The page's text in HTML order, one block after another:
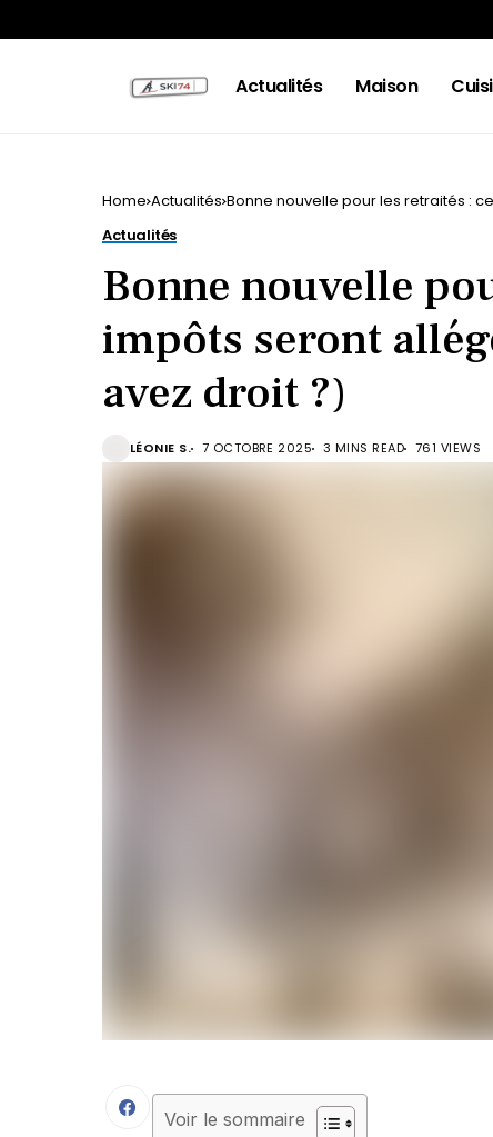
Actualités Maison
Home Actualités Bonne nouvelle pour les retraités :
Actualités
Bonne nouvelle
impôts seront
avez droit ?)
LÉONIE S. 7 OCTOBRE 2025 3 MINS READ 761 VIEWS
Voir le sommaire